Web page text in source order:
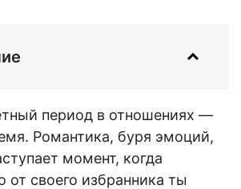
период в отношениях —
Романтика, буря эмоций,
момент, когда
от своего избранника ты